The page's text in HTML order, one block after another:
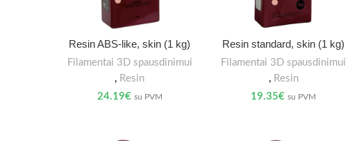
Resin ABS-like, skin (1 kg)
Filamentai 3D spausdinimui
, Resin
24.19€ su PVM
Resin standard, skin (1 kg)
Filamentai 3D spausdinimui
, Resin
19.35€ su PVM